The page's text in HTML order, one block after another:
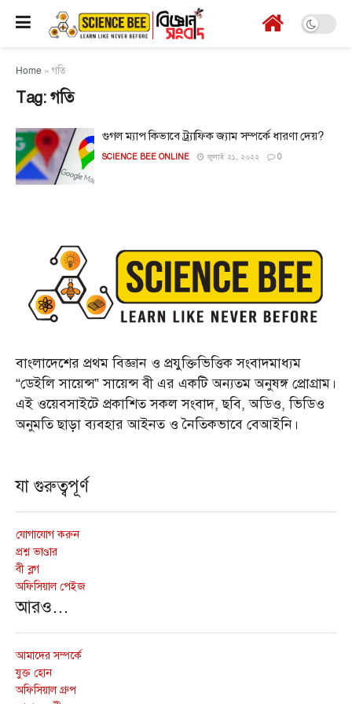
Home » গতি
Tag: গতি
গুগল ম্যাপ কিভাবে ট্র্যাফিক জ্যাম সম্পর্কে ধারণা দেয়?
SCIENCE BEE ONLINE জুলাই ২১, ২০২২ 0
বাংলাদেশের প্রথম বিজ্ঞান ও প্রযুক্তিভিত্তিক সংবাদমাধ্যম
“ডেইলি সায়েন্স” সায়েন্স বী এর একটি অন্যতম অনুষঙ্গ প্রোগ্রাম।
এই ওয়েবসাইটে প্রকাশিত সকল সংবাদ, ছবি, অডিও, ভিডিও
অনুমতি ছাড়া ব্যবহার আইনত ও নৈতিকভাবে বেআইনি।
যা গুরুত্বপূর্ণ
যোগাযোগ করুন
প্রশ্ন ভাণ্ডার
বী ব্লগ
অফিসিয়াল পেইজ
আরও…
আমাদের সম্পর্কে
যুক্ত হোন
অফিসিয়াল গ্রুপ